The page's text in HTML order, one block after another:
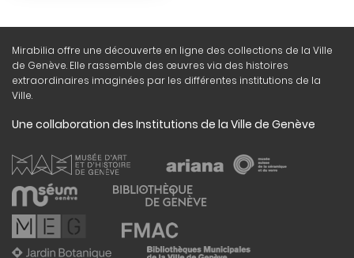
Mirabilia offre une découverte en ligne des collections de la Ville
de Genève. Elle rassemble des œuvres via des histoires
extraordinaires imaginées par les différentes institutions de la
Ville.
Une collaboration des Institutions de la Ville de Genève